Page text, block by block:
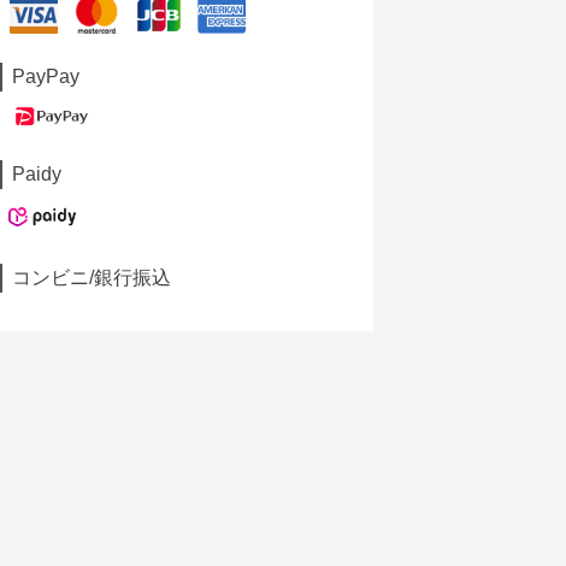
PayPay
Paidy
コンビニ/銀行振込